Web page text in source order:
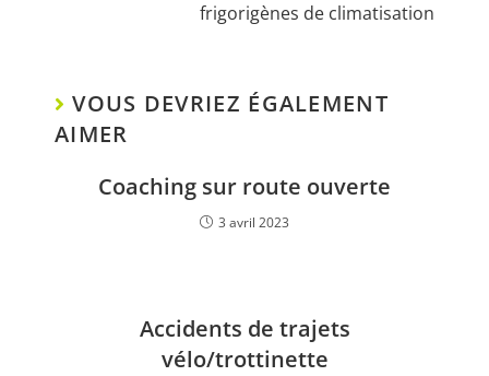
frigorigènes de climatisation
VOUS DEVRIEZ ÉGALEMENT
AIMER
Coaching sur route ouverte
3 avril 2023
Accidents de trajets
vélo/trottinette